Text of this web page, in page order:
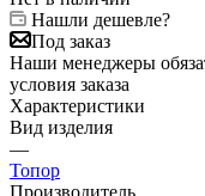
Нашли дешевле?
Под заказ
Наши менеджеры
условия заказа
Характеристики
Вид изделия
—
Топор
Производитель